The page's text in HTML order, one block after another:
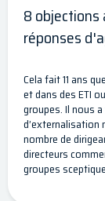
8
réponses
Cela fait 11 ans
et dans des ETI
groupes. Il nous
d’externalisation
nombre de
directeurs
groupes